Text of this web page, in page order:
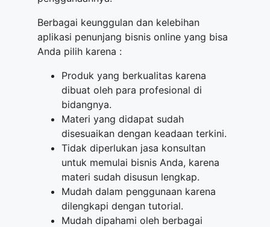
Berbagai keunggulan dan kelebihan
aplikasi penunjang bisnis online yang bisa
Anda pilih karena :
Produk yang berkualitas karena
dibuat oleh para profesional di
bidangnya.
Materi yang didapat sudah
disesuaikan dengan keadaan terkini.
Tidak diperlukan jasa konsultan
untuk memulai bisnis Anda, karena
materi sudah disusun lengkap.
Mudah dalam penggunaan karena
dilengkapi dengan tutorial.
Mudah dipahami oleh berbagai